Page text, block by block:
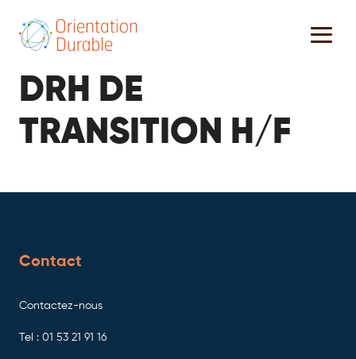
DRH DE
TRANSITION H/F
Contact
Contactez-nous
Tel : 01 53 21 91 16